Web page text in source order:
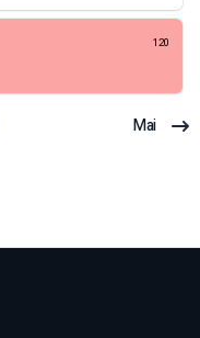
120
Mai